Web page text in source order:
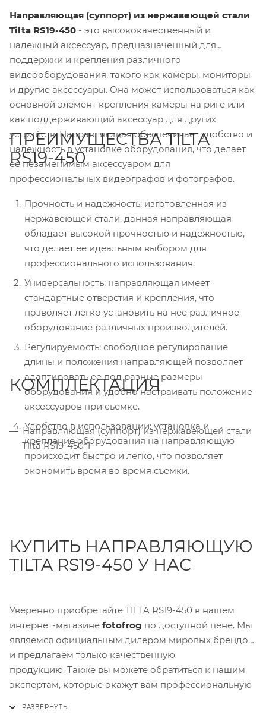
Направляющая (суппорт) из нержавеющей стали
Tilta RS19-450 - это высококачественный и
надежный аксессуар, предназначенный для
поддержки и крепления различного
видеооборудования, такого как камеры, мониторы
и другие аксессуары. Она может использоваться как
основной элемент крепления камеры на риге или
как поддерживающий аксессуар для других
устройств. Направляющая обеспечивает удобство и
надежность в установке оборудования, что делает
ее незаменимым аксессуаром для
профессиональных видеографов и фотографов.
ПРЕИМУЩЕСТВА TILTA
RS19-450
Прочность и надежность: изготовленная из
нержавеющей стали, данная направляющая
обладает высокой прочностью и надежностью,
что делает ее идеальным выбором для
профессионального использования.
Универсальность: направляющая имеет
стандартные отверстия и крепления, что
позволяет легко установить на нее различное
оборудование различных производителей.
Регулируемость: свободное регулирование
длины и положения направляющей позволяет
адаптировать ее под разные размеры
оборудования и удобно настраивать положение
аксессуаров при съемке.
Удобство в использовании: установка и
крепление оборудования на направляющую
происходит быстро и легко, что позволяет
экономить время во время съемки.
КОМПЛЕКТАЦИЯ
Направляющая (суппорт) из нержавеющей стали
Tilta RS19-450*1
КУПИТЬ НАПРАВЛЯЮЩУЮ
TILTA RS19-450 У НАС
Уверенно приобретайте TILTA RS19-450 в нашем
интернет-магазине fotofrog по доступной цене. Мы
являемся официальным дилером мировых брендов
и предлагаем только качественную
продукцию. Также вы можете обратиться к нашим
экспертам, которые окажут вам профессиональную